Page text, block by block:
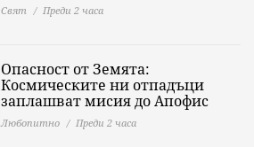
Свят Преди 2 часа
Опасност от Земята:
Космическите ни отпадъци
заплашват мисия до Апофис
Любопитно Преди 2 часа